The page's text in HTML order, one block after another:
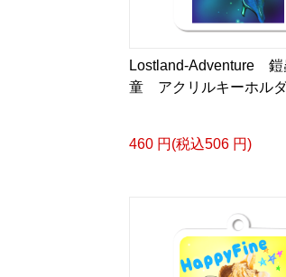
Lostland-Adventure 鎧
童 アクリルキーホル
460 円(税込506 円)